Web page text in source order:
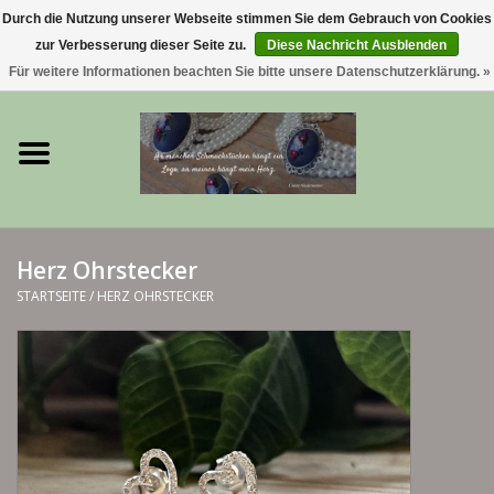
0 Artikel - €0,00
Trachtenschmuck & Ketten
exklusive Kropfketten
925 Silberschmuck
BERGliebe-Kollektion
Blütenkranzkollektion
I ❤️ bayerischer Wald Armband
Herz Ohrstecker
STARTSEITE/ HERZ OHRSTECKER
Durch die Nutzung unserer Webseite stimmen Sie dem Gebrauch von Cookies
zur Verbesserung dieser Seite zu.
Diese Nachricht Ausblenden
Für weitere Informationen beachten Sie bitte unsere Datenschutzerklärung. »